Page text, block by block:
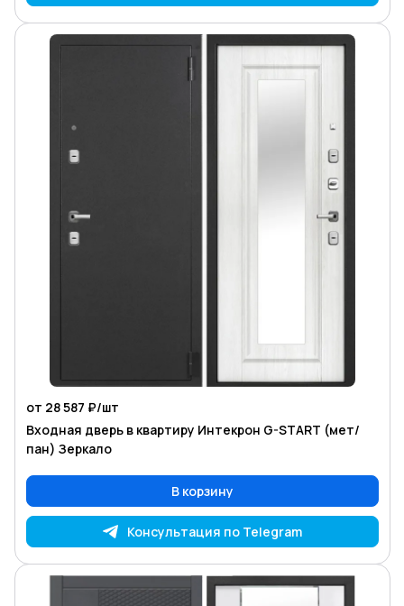
от 28 587 ₽/шт
Входная дверь в квартиру Интекрон G-START (мет/
пан) Зеркало
В корзину
Консультация по Telegram